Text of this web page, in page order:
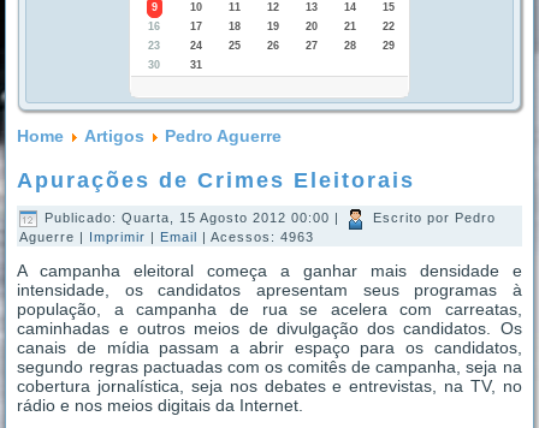
9
10 11 12 13 14
15
16
17 18 19 20 21
22
23
24 25 26 27 28
29
30
31
Home Artigos Pedro Aguerre
Apurações de Crimes Eleitorais
Publicado: Quarta, 15 Agosto 2012 00:00 |
Escrito por Pedro
Aguerre | Imprimir | Email | Acessos: 4963
A campanha eleitoral começa a ganhar mais densidade e
intensidade, os candidatos apresentam seus programas à
população, a campanha de rua se acelera com carreatas,
caminhadas e outros meios de divulgação dos candidatos. Os
canais de mídia passam a abrir espaço para os candidatos,
segundo regras pactuadas com os comitês de campanha, seja na
cobertura jornalística, seja nos debates e entrevistas, na TV, no
rádio e nos meios digitais da Internet.